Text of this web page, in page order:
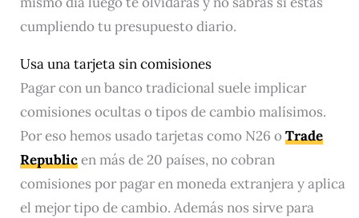
cumpliendo tu presupuesto diario.
Usa una tarjeta sin comisiones
Pagar con un banco tradicional suele implicar
comisiones ocultas o tipos de cambio malísimos.
Por eso hemos usado tarjetas como N26 oTrade
Republicen más de 20 países, no cobran
comisiones por pagar en moneda extranjera y aplica
el mejor tipo de cambio. Además nos sirve para